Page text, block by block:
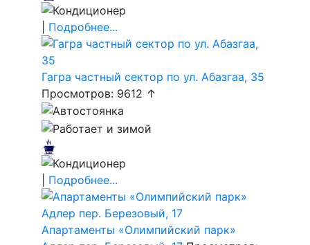
Подробнее...
Гагра частный сектор по ул. Абазгаа, 35
Просмотров: 9612 ↑
Подробнее...
Апартаменты «Олимпийский парк»